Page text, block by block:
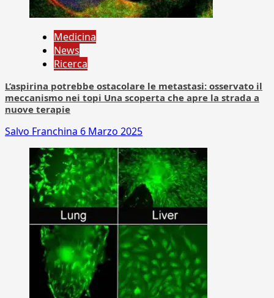
Medicina
News
Ricerca
L’aspirina potrebbe ostacolare le metastasi: osservato il
meccanismo nei topi Una scoperta che apre la strada a
nuove terapie
Salvo Franchina 6 Marzo 2025